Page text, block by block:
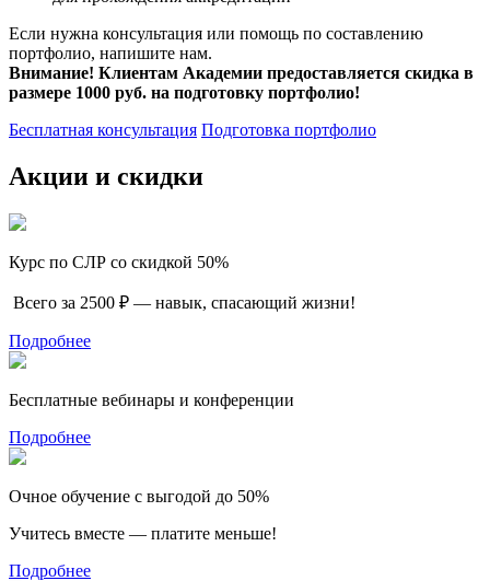
Если нужна консультация или помощь по составлению
портфолио, напишите нам.
Внимание! Клиентам Академии предоставляется скидка в
размере 1000 руб. на подготовку портфолио!
Бесплатная консультация Подготовка портфолио
Акции и скидки
Курс по СЛР со скидкой 50%
Всего за 2500 ₽ — навык, спасающий жизни!
Подробнее
Бесплатные вебинары и конференции
Подробнее
Очное обучение с выгодой до 50%
Учитесь вместе — платите меньше!
Подробнее